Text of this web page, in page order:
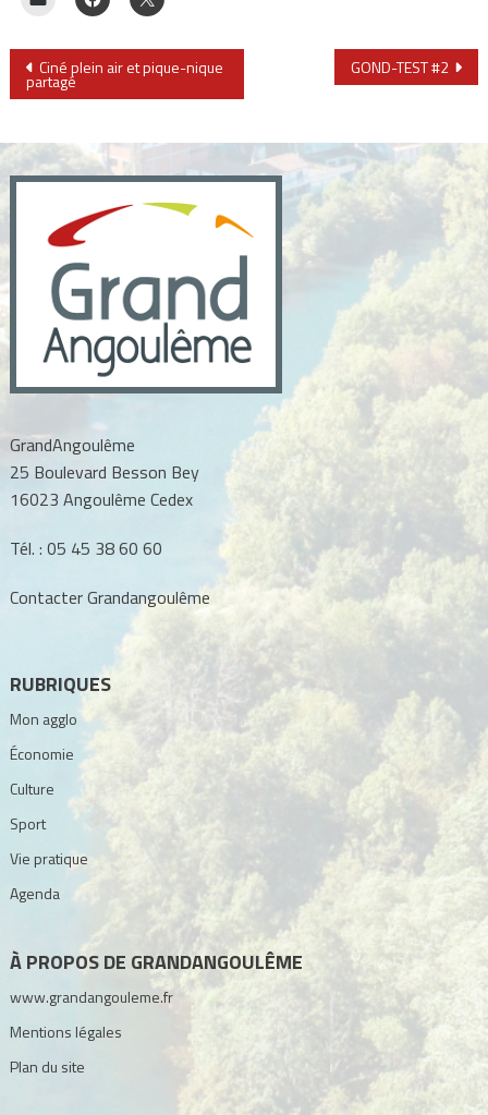
Navigation
de
l’article
Ciné plein air et pique-nique
partagé
GOND-TEST #2
GrandAngoulême
25 Boulevard Besson Bey
16023 Angoulême Cedex
Tél. : 05 45 38 60 60
Contacter Grandangoulême
RUBRIQUES
Mon agglo
Économie
Culture
Sport
Vie pratique
Agenda
À PROPOS DE GRANDANGOULÊME
www.grandangouleme.fr
Mentions légales
Plan du site